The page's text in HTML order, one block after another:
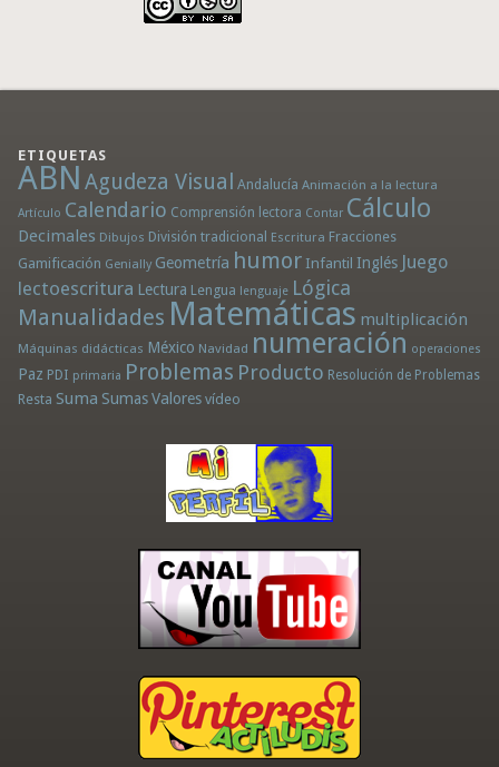
ETIQUETAS
ABN Agudeza Visual Andalucía Animación a la lectura
Artículo Calendario Comprensión lectora Contar Cálculo
Decimales Dibujos División tradicional Escritura Fracciones
Gamificación Genially Geometría humor Infantil Inglés Juego
lectoescritura Lectura Lengua lenguaje Lógica
Manualidades Matemáticas multiplicación
Máquinas didácticas México Navidad numeración operaciones
Paz PDI primaria Problemas Producto Resolución de Problemas
Resta Suma Sumas Valores vídeo